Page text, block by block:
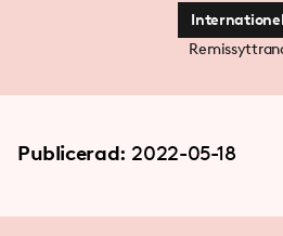
Publicerad: 2022-05-18